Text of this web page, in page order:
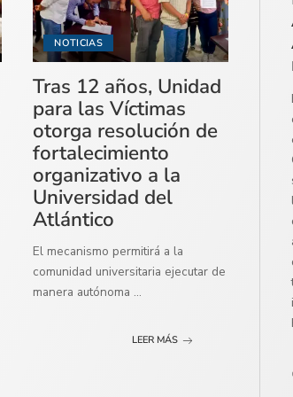
NOTICIAS
Tras 12 años, Unidad
para las Víctimas
otorga resolución de
fortalecimiento
organizativo a la
Universidad del
Atlántico
El mecanismo permitirá a la
comunidad universitaria ejecutar de
manera autónoma ...
LEER MÁS